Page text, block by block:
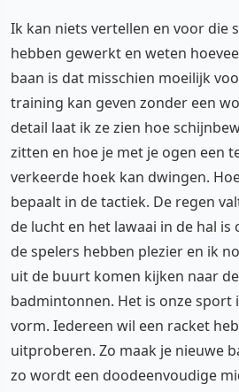
Ik kan niets vertellen en voor die
hebben gewerkt en weten
baan is dat misschien moeilijk
training kan geven zonder een
detail laat ik ze zien hoe
zitten en hoe je met je ogen een
verkeerde hoek kan dwingen.
bepaalt in de tactiek. De regen
de lucht en het lawaai in de hal
de spelers hebben plezier en ik
uit de buurt komen kijken naar
badmintonnen. Het is onze sport
vorm. Iedereen wil een racket
uitproberen. Zo maak je nieuwe
zo wordt een doodeenvoudige